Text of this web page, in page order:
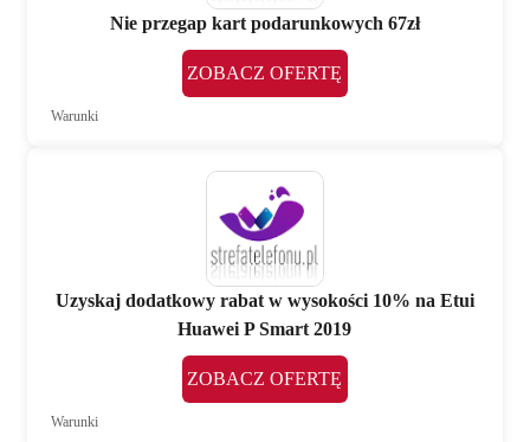
Nie przegap kart podarunkowych 67zł
ZOBACZ OFERTĘ
Warunki
Uzyskaj dodatkowy rabat w wysokości 10% na Etui
Huawei P Smart 2019
ZOBACZ OFERTĘ
Warunki